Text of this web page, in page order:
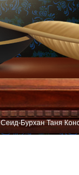
Бурхан Таня